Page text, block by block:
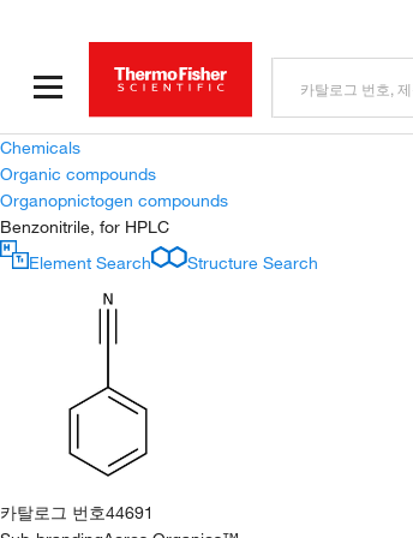
Chemicals
Organic compounds
Organopnictogen compounds
Benzonitrile, for HPLC
Element Search
Structure Search
카탈로그 번호44691